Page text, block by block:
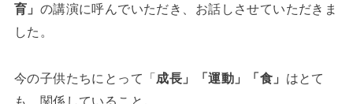
育」 の講演に呼んでいただき、お話しさせていただきま
した。
今の子供たちにとって「成長」「運動」「食」 はとて
も、関係していること。